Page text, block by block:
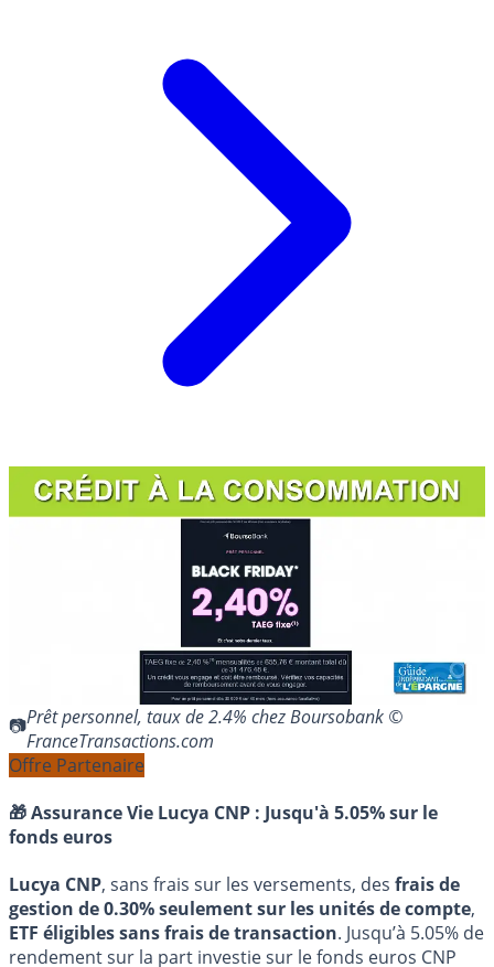
Prêt personnel, taux de 2.4% chez Boursobank ©
FranceTransactions.com
Offre Partenaire
🎁 Assurance Vie Lucya CNP : Jusqu'à 5.05% sur le
fonds euros
Lucya CNP, sans frais sur les versements, des frais de
gestion de 0.30% seulement sur les unités de compte,
ETF éligibles sans frais de transaction. Jusqu’à 5.05% de
rendement sur la part investie sur le fonds euros CNP